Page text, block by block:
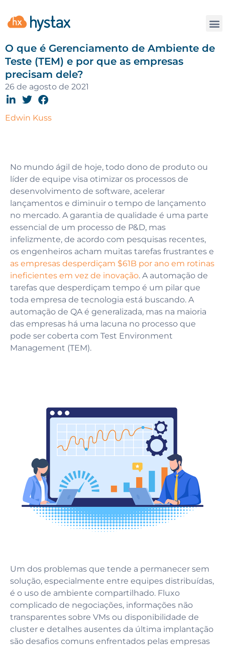
O que é Gerenciamento de Ambiente de
Teste (TEM) e por que as empresas
precisam dele?
26 de agosto de 2021
Edwin Kuss
No mundo ágil de hoje, todo dono de produto ou
líder de equipe visa otimizar os processos de
desenvolvimento de software, acelerar
lançamentos e diminuir o tempo de lançamento
no mercado. A garantia de qualidade é uma parte
essencial de um processo de P&D, mas
infelizmente, de acordo com pesquisas recentes,
os engenheiros acham muitas tarefas frustrantes e
as empresas desperdiçam $61B por ano em rotinas
ineficientes em vez de inovação. A automação de
tarefas que desperdiçam tempo é um pilar que
toda empresa de tecnologia está buscando. A
automação de QA é generalizada, mas na maioria
das empresas há uma lacuna no processo que
pode ser coberta com Test Environment
Management (TEM).
Um dos problemas que tende a permanecer sem
solução, especialmente entre equipes distribuídas,
é o uso de ambiente compartilhado. Fluxo
complicado de negociações, informações não
transparentes sobre VMs ou disponibilidade de
cluster e detalhes ausentes da última implantação
são desafios comuns enfrentados pelas empresas